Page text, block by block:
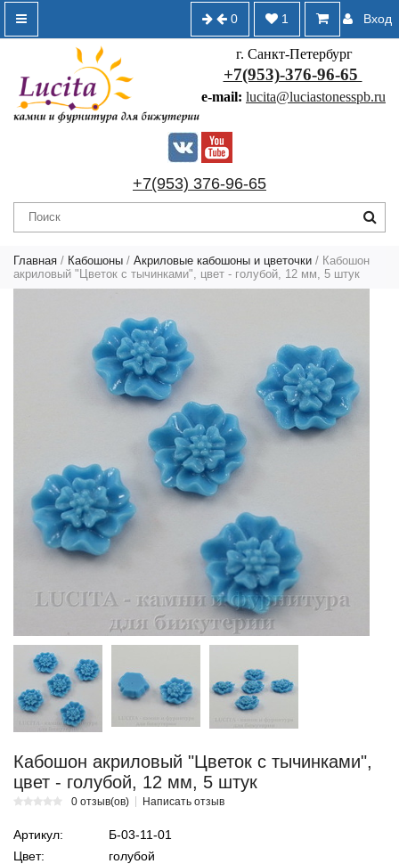
Вход
1
0
г. Санкт-Петербург
+7(953)-376-96-65
e-mail: lucita@luciastonesspb.ru
+7(953) 376-96-65
Главная / Кабошоны / Акриловые кабошоны и цветочки / Кабошон
акриловый "Цветок с тычинками", цвет - голубой, 12 мм, 5 штук
Кабошон акриловый "Цветок с тычинками",
цвет - голубой, 12 мм, 5 штук
0 отзыв(ов) Написать отзыв
Артикул:
Б-03-11-01
Цвет:
голубой